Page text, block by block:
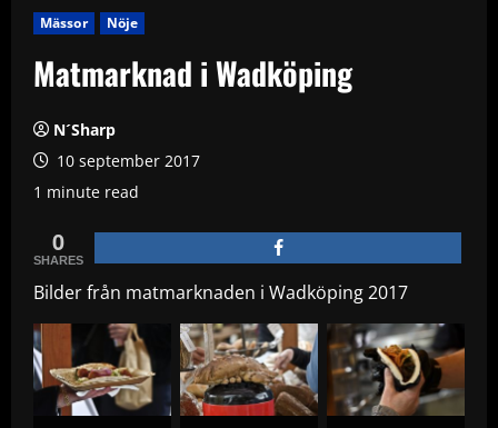
Mässor Nöje
Matmarknad i Wadköping
N´Sharp
10 september 2017
1 minute read
0
SHARES
Bilder från matmarknaden i Wadköping 2017